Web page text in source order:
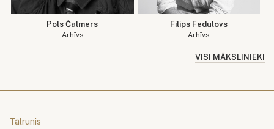
Pols Čalmers
Arhīvs
Filips Fedulovs
Arhīvs
VISI MĀKSLINIEKI
Tālrunis